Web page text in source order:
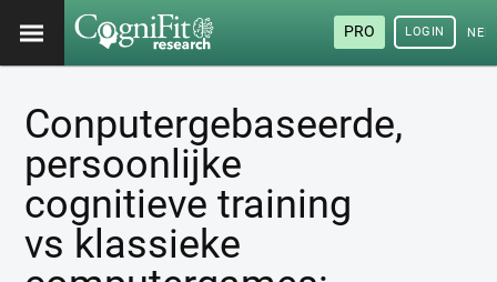
PRO LOGIN
Conputergebaseerde,
persoonlijke
cognitieve training
vs klassieke